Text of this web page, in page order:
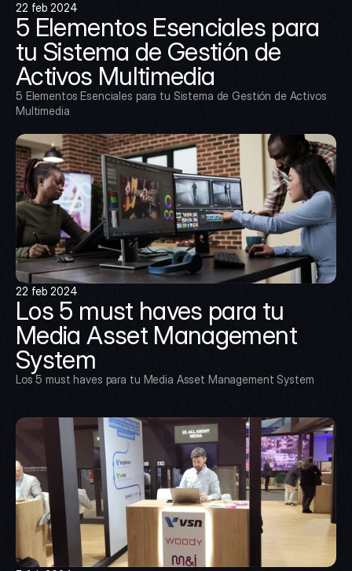
22 feb 2024
5 Elementos Esenciales para
tu Sistema de Gestión de
Activos Multimedia
5 Elementos Esenciales para tu Sistema de Gestión de Activos
Multimedia
22 feb 2024
Los 5 must haves para tu
Media Asset Management
System
Los 5 must haves para tu Media Asset Management System